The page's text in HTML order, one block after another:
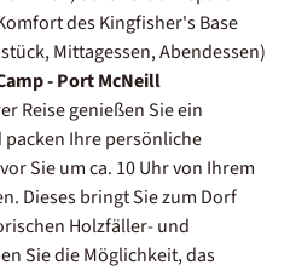
des Kingfisher's Base
Mittagessen, Abendessen)
- Port McNeill
Reise genießen Sie ein
Ihre persönliche
Sie um ca. 10 Uhr von Ihrem
Dieses bringt Sie zum Dorf
Holzfäller- und
Sie die Möglichkeit, das